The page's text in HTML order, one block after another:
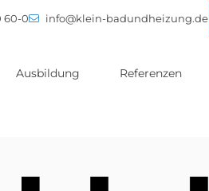
60-0 info@klein-badundheizung.de
Ausbildung Referenzen